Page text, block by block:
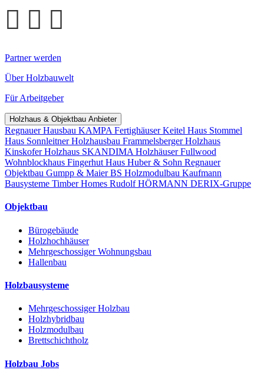
Partner werden
Über Holzbauwelt
Für Arbeitgeber
Holzhaus & Objektbau Anbieter
Regnauer Hausbau KAMPA FertighäuserKeitel Haus Stommel
Haus Sonnleitner Holzhausbau Frammelsberger Holzhaus
Kinskofer Holzhaus SKANDIMA HolzhäuserFullwood
Wohnblockhaus Fingerhut Haus Huber & Sohn Regnauer
Objektbau Gumpp & MaierBS Holzmodulbau Kaufmann
Bausysteme Timber Homes Rudolf HÖRMANN DERIX-Gruppe
Objektbau
Bürogebäude
Holzhochhäuser
Mehrgeschossiger Wohnungsbau
Hallenbau
Holzbausysteme
Mehrgeschossiger Holzbau
Holzhybridbau
Holzmodulbau
Brettschichtholz
Holzbau Jobs